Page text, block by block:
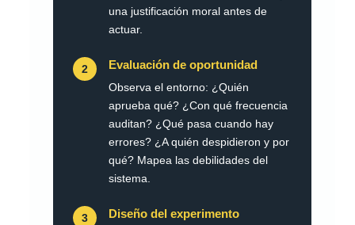
una justificación moral antes de
actuar.
2 Evaluación de oportunidad
Observa el entorno: ¿Quién
aprueba qué? ¿Con qué frecuencia
auditan? ¿Qué pasa cuando hay
errores? ¿A quién despidieron y por
qué? Mapea las debilidades del
sistema.
3 Diseño del experimento